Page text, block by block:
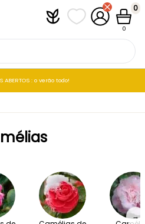
PlantfitAs minhas listas
A minha
0
0
ABERTOS : o verão todo!
→